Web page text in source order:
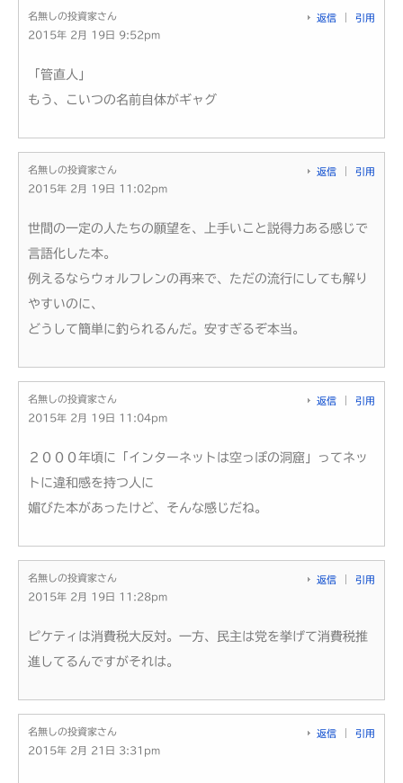
名無しの投資家さん
2015年 2月 19日 9:52pm
返信 引用
「管直人」
もう、こいつの名前自体がギャグ
名無しの投資家さん
2015年 2月 19日 11:02pm
返信 引用
世間の一定の人たちの願望を、上手いこと説得力ある感じで
言語化した本。
例えるならウォルフレンの再来で、ただの流行にしても解り
やすいのに、
どうして簡単に釣られるんだ。安すぎるぞ本当。
名無しの投資家さん
2015年 2月 19日 11:04pm
返信 引用
２０００年頃に「インターネットは空っぽの洞窟」ってネッ
トに違和感を持つ人に
媚びた本があったけど、そんな感じだね。
名無しの投資家さん
2015年 2月 19日 11:28pm
返信 引用
ピケティは消費税大反対。一方、民主は党を挙げて消費税推
進してるんですがそれは。
名無しの投資家さん
2015年 2月 21日 3:31pm
返信 引用